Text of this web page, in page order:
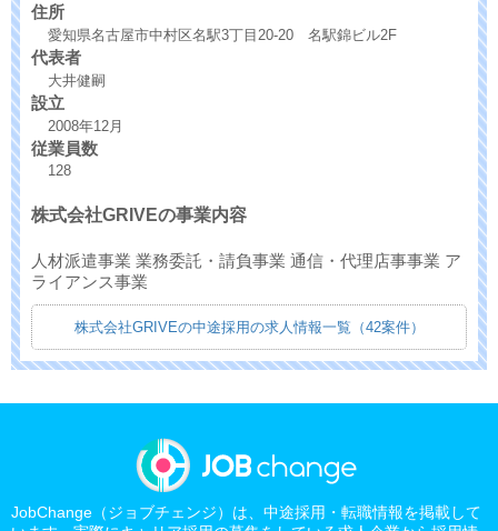
住所
愛知県名古屋市中村区名駅3丁目20-20 名駅錦ビル2F
代表者
大井健嗣
設立
2008年12月
従業員数
128
株式会社GRIVEの事業内容
人材派遣事業 業務委託・請負事業 通信・代理店事事業 ア
ライアンス事業
株式会社GRIVEの中途採用の求人情報一覧（42案件）
JobChange（ジョブチェンジ）は、中途採用・転職情報を掲載して